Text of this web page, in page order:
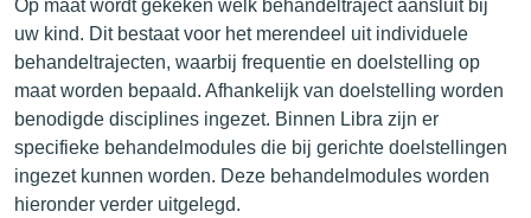
Op maat wordt gekeken welk behandeltraject aansluit bij
uw kind. Dit bestaat voor het merendeel uit individuele
behandeltrajecten, waarbij frequentie en doelstelling op
maat worden bepaald. Afhankelijk van doelstelling worden
benodigde disciplines ingezet. Binnen Libra zijn er
specifieke behandelmodules die bij gerichte doelstellingen
ingezet kunnen worden. Deze behandelmodules worden
hieronder verder uitgelegd.